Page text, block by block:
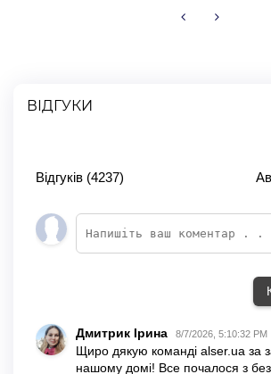
У відмічених місцях зробіть отвори
механізм.
Вставте пластиковий обмежувач з
металевої частини валового
Використовуючи спеціальний
Відрегулюйте положення штор
ВІДГУКИ